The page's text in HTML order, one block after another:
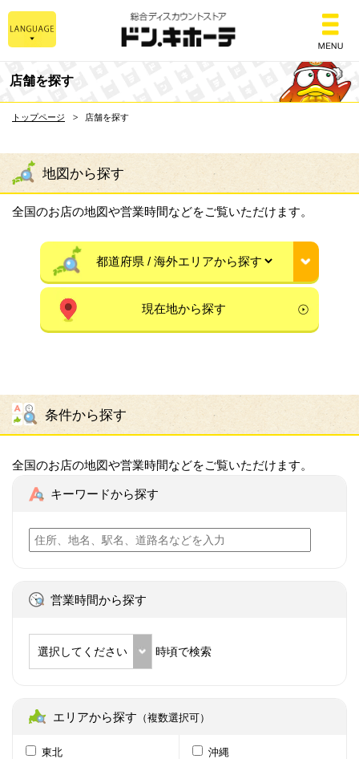
総合ディスカウント
店舗を探す
トップページ 店舗を探す
地図から探す
全国のお店の地図や営業時間などをご覧いただけます。
現在地から探す
条件から探す
全国のお店の地図や営業時間などをご覧いただけます。
キーワードから探す
営業時間から探す
選択してください 時頃で検索
エリアから探す （複数選択可）
東北 沖縄